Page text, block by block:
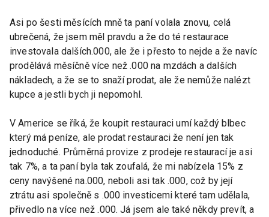
Asi po šesti měsících mně ta paní volala znovu, celá
ubrečená, že jsem měl pravdu a že do té restaurace
investovala dalších.000, ale že i přesto to nejde a že navíc
prodělává měsíčně více než .000 na mzdách a dalších
nákladech, a že se to snaží prodat, ale že nemůže nalézt
kupce a jestli bych ji nepomohl.
V Americe se říká, že koupit restauraci umí každý blbec
který má peníze, ale prodat restauraci že není jen tak
jednoduché. Průměrná provize z prodeje restaurací je asi
tak 7%, a ta paní byla tak zoufalá, že mi nabízela 15% z
ceny navýšené na.000, neboli asi tak .000, což by její
ztrátu asi společně s .000 investicemi které tam udělala,
přivedlo na více než .000. Já jsem ale také někdy prevít, a